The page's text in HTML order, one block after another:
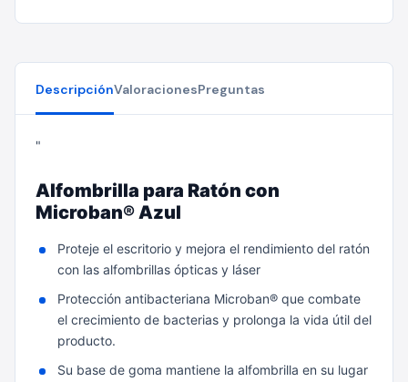
DescripciónValoracionesPreguntas
"
Alfombrilla para Ratón con
Microban® Azul
Proteje el escritorio y mejora el rendimiento del ratón
con las alfombrillas ópticas y láser
Protección antibacteriana Microban® que combate
el crecimiento de bacterias y prolonga la vida útil del
producto.
Su base de goma mantiene la alfombrilla en su lugar